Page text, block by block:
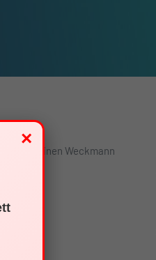
×
jeden einen Weckmann